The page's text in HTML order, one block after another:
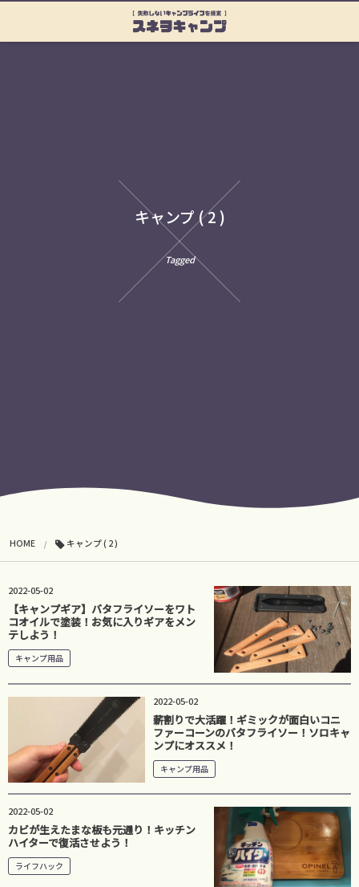
キャンプ ( 2 )
Tagged
HOME キャンプ ( 2 )
2022-05-02
【キャンプギア】バタフライソーをワト
コオイルで塗装！お気に入りギアをメン
テしよう！
キャンプ用品
2022-05-02
薪割りで大活躍！ギミックが面白いコニ
ファーコーンのバタフライソー！ソロキャ
ンプにオススメ！
キャンプ用品
2022-05-02
カビが生えたまな板も元通り！キッチン
ハイターで復活させよう！
ライフハック